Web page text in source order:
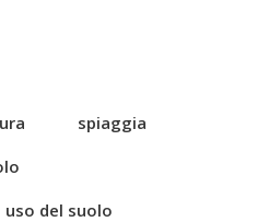
spiaggia
uso del suolo